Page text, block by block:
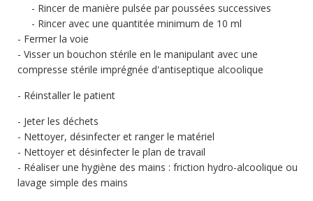
Rincer de manière pulsée par poussées successives
Rincer avec une quantitée minimum de 10 ml
Fermer la voie
Visser un bouchon stérile en le manipulant avec une
compresse stérile imprégnée d'antiseptique alcoolique
Réinstaller le patient
Jeter les déchets
Nettoyer, désinfecter et ranger le matériel
Nettoyer et désinfecter le plan de travail
Réaliser une hygiène des mains : friction hydro-alcoolique ou
lavage simple des mains